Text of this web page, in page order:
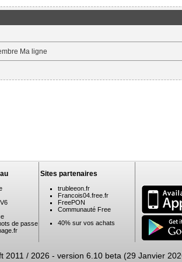
Ma ligne
de passe
Sites partenaires
trubleeon.fr
Francois04.free.fr
FreePON
Communauté Free
40% sur vos achats
2011 / 2026 - version 6.10 beta (29 Janvier